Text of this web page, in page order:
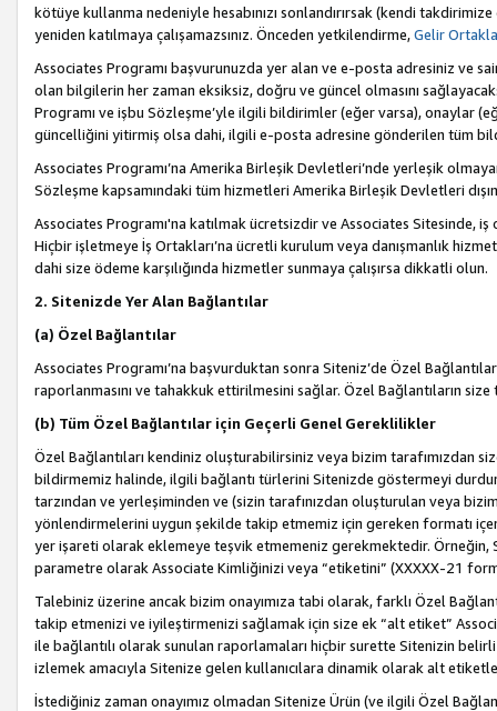
kötüye kullanma nedeniyle hesabınızı sonlandırırsak (kendi
yeniden katılmaya çalışamazsınız. Önceden yetkilendirme,Gelir
Associates Programı başvurunuzda yer alan ve e-posta adresiniz ve
olan bilgilerin her zaman eksiksiz, doğru ve güncel olmasını
Programı ve işbu Sözleşme’yle ilgili bildirimler (eğer varsa), onaylar
güncelliğini yitirmiş olsa dahi, ilgili e-posta adresine gönderilen tüm
Associates Programı’na Amerika Birleşik Devletleri’nde yerleşik
Sözleşme kapsamındaki tüm hizmetleri Amerika Birleşik Devletleri
Associates Programı'na katılmak ücretsizdir ve Associates Sitesinde,
Hiçbir işletmeye İş Ortakları’na ücretli kurulum veya danışmanlık
dahi size ödeme karşılığında hizmetler sunmaya çalışırsa dikkatli olun.
2. Sitenizde Yer Alan Bağlantılar
(a) Özel Bağlantılar
Associates Programı’na başvurduktan sonra Siteniz’de Özel
raporlanmasını ve tahakkuk ettirilmesini sağlar. Özel Bağlantıların
(b) Tüm Özel Bağlantılar için Geçerli Genel Gereklilikler
Özel Bağlantıları kendiniz oluşturabilirsiniz veya bizim tarafımızdan
bildirmemiz halinde, ilgili bağlantı türlerini Sitenizde göstermeyi
tarzından ve yerleşiminden ve (sizin tarafınızdan oluşturulan veya
yönlendirmelerini uygun şekilde takip etmemiz için gereken formatı
yer işareti olarak eklemeye teşvik etmemeniz gerekmektedir. Örneğin,
parametre olarak Associate Kimliğinizi veya “etiketini” (XXXXX-21
Talebiniz üzerine ancak bizim onayımıza tabi olarak, farklı Özel
takip etmenizi ve iyileştirmenizi sağlamak için size ek “alt etiket”
ile bağlantılı olarak sunulan raporlamaları hiçbir surette Sitenizin belirli
izlemek amacıyla Sitenize gelen kullanıcılara dinamik olarak alt
İstediğiniz zaman onayımız olmadan Sitenize Ürün (ve ilgili Özel